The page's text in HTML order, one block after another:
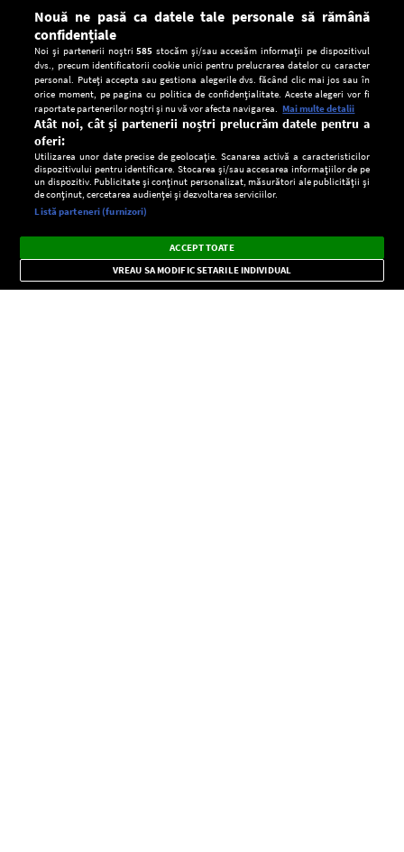
CONFIDENŢIALITATE
Setări:
Dark
Mode
Radio live, podcasturi, știri și alerte
importante.
×
Nouă ne pasă ca datele tale personale să rămână
confidențiale
Noi și partenerii noștri585 stocăm și/sau accesăm informații pe dispozitivul
dvs., precum identificatorii cookie unici pentru prelucrarea datelor cu caracter
personal. Puteți accepta sau gestiona alegerile dvs. făcând clic mai jos sau în
orice moment, pe pagina cu politica de confidențialitate. Aceste alegeri vor fi
raportate partenerilor noștri și nu vă vor afecta navigarea. Mai multe detalii
Atât noi, cât și partenerii noștri prelucrăm datele pentru a
oferi:
Utilizarea unor date precise de geolocație. Scanarea activă a caracteristicilor
dispozitivului pentru identificare. Stocarea și/sau accesarea informațiilor de pe
un dispozitiv. Publicitate și conținut personalizat, măsurători ale publicității și
de conținut, cercetarea audienței și dezvoltarea serviciilor.
Listă parteneri (furnizori)
ACCEPT TOATE
VREAU SA MODIFIC SETARILE INDIVIDUAL